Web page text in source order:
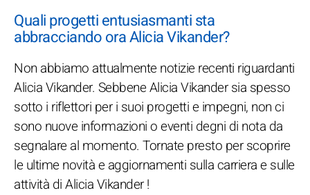
Quali progetti entusiasmanti sta
abbracciando ora Alicia Vikander?
Non abbiamo attualmente notizie recenti riguardanti
Alicia Vikander. Sebbene Alicia Vikander sia spesso
sotto i riflettori per i suoi progetti e impegni, non ci
sono nuove informazioni o eventi degni di nota da
segnalare al momento. Tornate presto per scoprire
le ultime novità e aggiornamenti sulla carriera e sulle
attività di Alicia Vikander !